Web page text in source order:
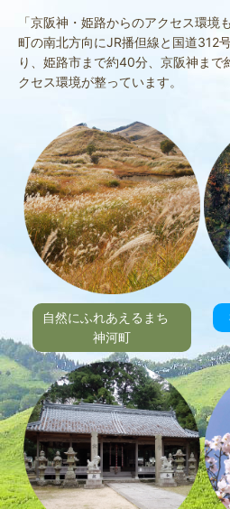
「京阪神・姫路からのアクセス環境
町の南北方向にJR播但線と国道312
り、姫路市まで約40分、京阪神ま
クセス環境が整っています。
自然にふれあえるまち
神河町